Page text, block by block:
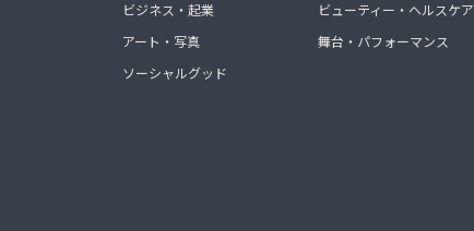
ビジネス・起業
アート・写真
ソーシャルグッド
ビューティー・ヘルスケア
舞台・パフォーマンス